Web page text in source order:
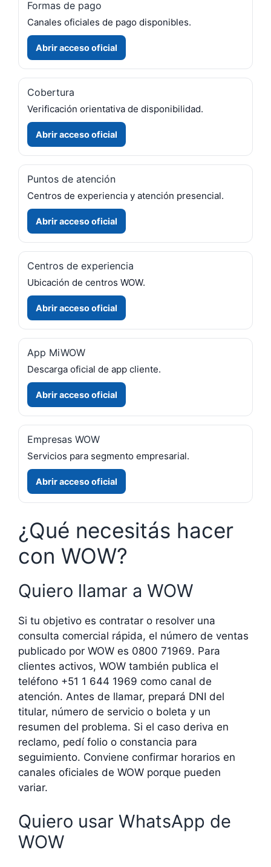
Formas de pago
Canales oficiales de pago disponibles.
Abrir acceso oficial
Cobertura
Verificación orientativa de disponibilidad.
Abrir acceso oficial
Puntos de atención
Centros de experiencia y atención presencial.
Abrir acceso oficial
Centros de experiencia
Ubicación de centros WOW.
Abrir acceso oficial
App MiWOW
Descarga oficial de app cliente.
Abrir acceso oficial
Empresas WOW
Servicios para segmento empresarial.
Abrir acceso oficial
¿Qué necesitás hacer
con WOW?
Quiero llamar a WOW
Si tu objetivo es contratar o resolver una
consulta comercial rápida, el número de ventas
publicado por WOW es 0800 71969. Para
clientes activos, WOW también publica el
teléfono +51 1 644 1969 como canal de
atención. Antes de llamar, prepará DNI del
titular, número de servicio o boleta y un
resumen del problema. Si el caso deriva en
reclamo, pedí folio o constancia para
seguimiento. Conviene confirmar horarios en
canales oficiales de WOW porque pueden
variar.
Quiero usar WhatsApp de
WOW